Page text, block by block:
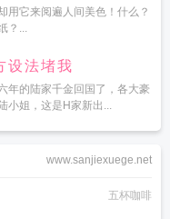
用它来阅遍人间美色！什么？
？...
设法堵我
年的陆家千金回国了，各大豪
小姐，这是H家新出...
www.sanjiexuege.net
五杯咖啡